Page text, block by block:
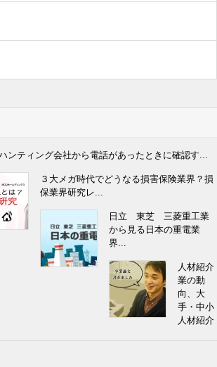
ンティング会社から電話があったときに確認す...
３大メガ時代でどうなる損害保険業界？損
保業界研究レ...
日立 東芝 三菱重工業
から見る日本の重電業
界...
人材紹介
業の動
向、大
手・中小
人材紹介